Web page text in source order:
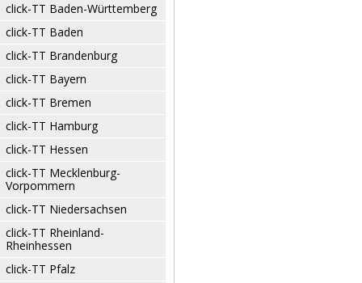
click-TT Baden-Württemberg
click-TT Baden
click-TT Brandenburg
click-TT Bayern
click-TT Bremen
click-TT Hamburg
click-TT Hessen
click-TT Mecklenburg-
Vorpommern
click-TT Niedersachsen
click-TT Rheinland-
Rheinhessen
click-TT Pfalz